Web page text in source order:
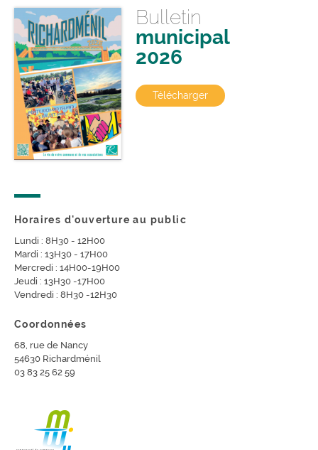
Bulletin
municipal
2026
Télécharger
Horaires d'ouverture au public
Lundi : 8H30 - 12H00
Mardi : 13H30 - 17H00
Mercredi : 14H00-19H00
Jeudi : 13H30 -17H00
Vendredi : 8H30 -12H30
Coordonnées
68, rue de Nancy
54630 Richardménil
03 83 25 62 59